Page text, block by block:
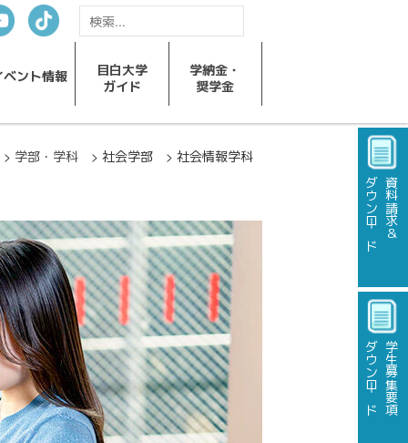
ベント情報
目白大学
ガイド
学納金・
奨学金
Home学部・学科 社会学部 社会情報学科
資料請求＆
ダウンロード
学生募集要項
ダウンロード